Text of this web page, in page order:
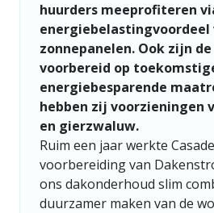
huurders meeprofiteren
energiebelastingvoordeel
zonnepanelen. Ook zijn
voorbereid op
energiebesparende
hebben zij voorzieningen
en gierzwaluw.
Ruim een jaar werkte
voorbereiding van
ons dakonderhoud slim
duurzamer maken van de